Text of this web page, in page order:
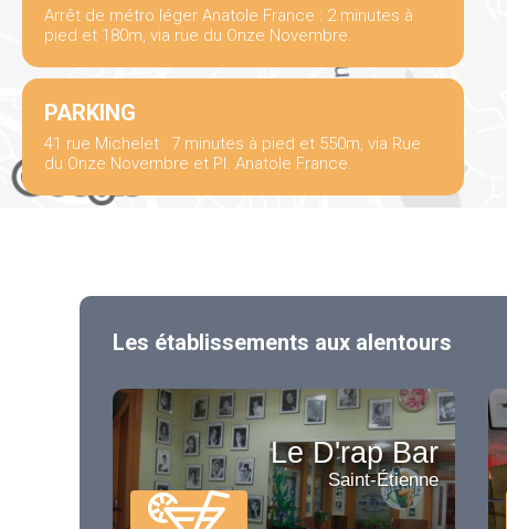
Arrêt de métro léger Anatole France : 2 minutes à
pied et 180m, via rue du Onze Novembre.
PARKING
41 rue Michelet : 7 minutes à pied et 550m, via Rue
du Onze Novembre et Pl. Anatole France.
Les établissements aux alentours
Le D'rap Bar
Saint-Étienne